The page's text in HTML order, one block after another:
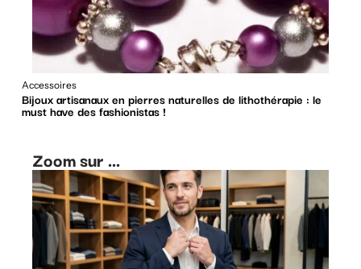
Accessoires
Bijoux artisanaux en pierres naturelles de lithothérapie : le
must have des fashionistas !
Zoom sur ...